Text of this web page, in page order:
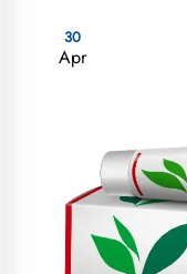
30
Apr